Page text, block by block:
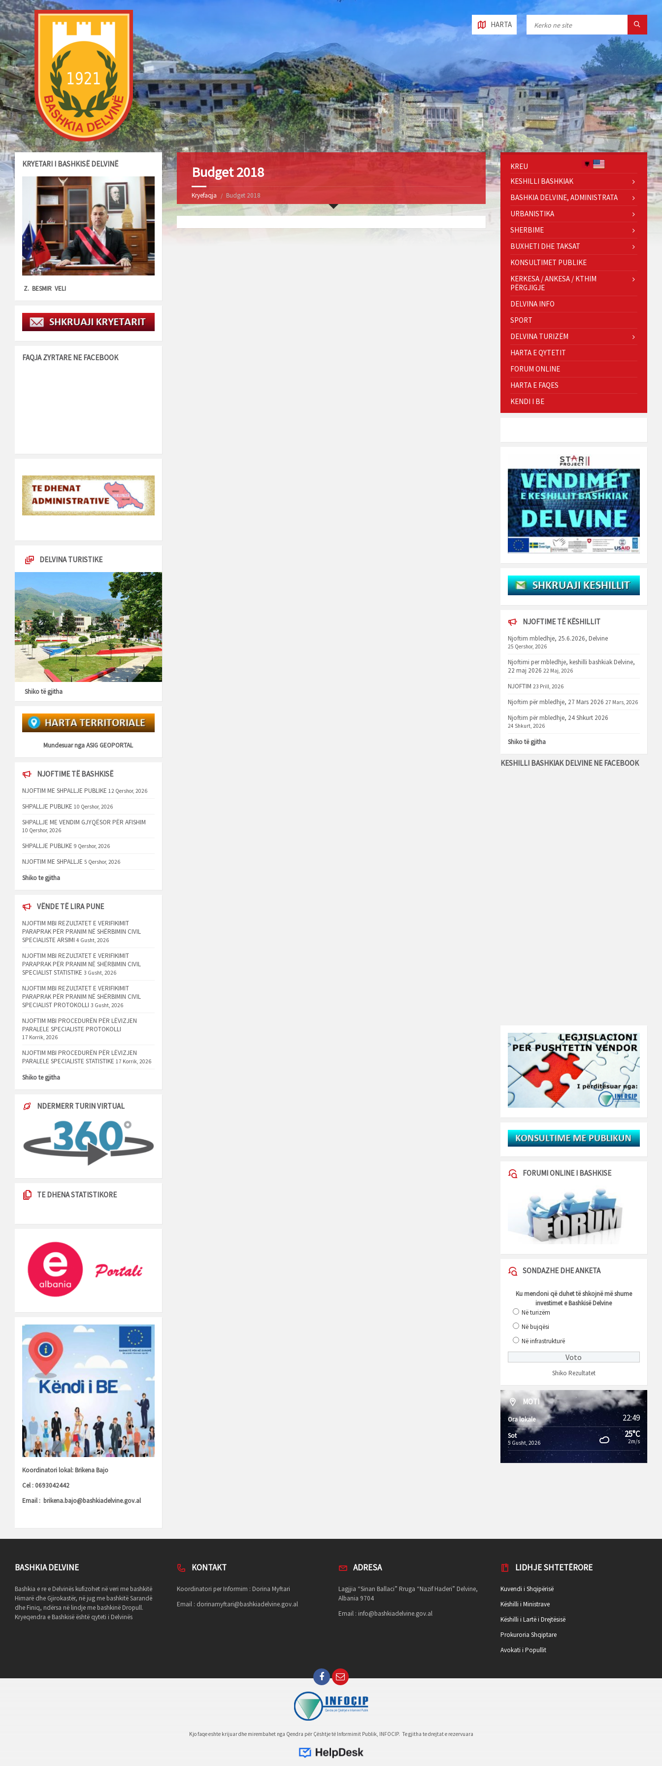
HARTA
Budget 2018
Kryefaqja Budget 2018
KRYETARI I BASHKISË DELVINË
Z. BESMIR VELI
FAQJA ZYRTARE NE FACEBOOK
DELVINA TURISTIKE
Shiko të gjitha
Mundesuar ngaASIG GEOPORTAL
NJOFTIME TË BASHKISË
NJOFTIM ME SHPALLJE PUBLIKE 12 Qershor, 2026
SHPALLJE PUBLIKE 10 Qershor, 2026
SHPALLJE ME VENDIM GJYQËSOR PËR AFISHIM
10 Qershor, 2026
SHPALLJE PUBLIKE 9 Qershor, 2026
NJOFTIM ME SHPALLJE 5 Qershor, 2026
Shiko te gjitha
VËNDE TË LIRA PUNE
NJOFTIM MBI REZULTATET E VERIFIKIMIT
PARAPRAK PËR PRANIM NË SHËRBIMIN CIVIL
SPECIALISTE ARSIMI 4 Gusht, 2026
NJOFTIM MBI REZULTATET E VERIFIKIMIT
PARAPRAK PËR PRANIM NË SHËRBIMIN CIVIL
SPECIALIST STATISTIKE 3 Gusht, 2026
NJOFTIM MBI REZULTATET E VERIFIKIMIT
PARAPRAK PËR PRANIM NË SHËRBIMIN CIVIL
SPECIALIST PROTOKOLLI 3 Gusht, 2026
NJOFTIM MBI PROCEDURËN PËR LËVIZJEN
PARALELE SPECIALISTE PROTOKOLLI
17 Korrik, 2026
NJOFTIM MBI PROCEDURËN PËR LËVIZJEN
PARALELE SPECIALISTE STATISTIKE 17 Korrik, 2026
Shiko te gjitha
NDERMERR TURIN VIRTUAL
TE DHENA STATISTIKORE
Koordinatori lokal: Brikena Bajo
Cel : 0693042442
Email : brikena.bajo@bashkiadelvine.gov.al
KREU
KESHILLI BASHKIAK
BASHKIA DELVINE, ADMINISTRATA
URBANISTIKA
SHERBIME
BUXHETI DHE TAKSAT
KONSULTIMET PUBLIKE
KERKESA / ANKESA / KTHIM
PËRGJIGJE
DELVINA INFO
SPORT
DELVINA TURIZËM
HARTA E QYTETIT
FORUM ONLINE
HARTA E FAQES
KENDI I BE
NJOFTIME TË KËSHILLIT
Njoftim mbledhje, 25.6.2026, Delvine
25 Qershor, 2026
Njoftimi per mbledhje, keshilli bashkiak Delvine,
22 maj 2026 22 Maj, 2026
NJOFTIM 23 Prill, 2026
Njoftim për mbledhje, 27 Mars 2026 27 Mars, 2026
Njoftim për mbledhje, 24 Shkurt 2026
24 Shkurt, 2026
Shiko të gjitha
KESHILLI BASHKIAK DELVINE NE FACEBOOK
FORUMI ONLINE I BASHKISE
SONDAZHE DHE ANKETA
Ku mendoni që duhet të shkojnë më shume
investimet e Bashkisë Delvine
Në turizëm
Në bujqësi
Në infrastrukturë
Shiko Rezultatet
MOTI
Ora lokale 22:49
Sot
5 Gusht, 2026
25°C
2m/s
BASHKIA DELVINE
Bashkia e re e Delvinës kufizohet në veri me bashkitë
Himarë dhe Gjirokastër, në jug me bashkitë Sarandë
dhe Finiq, ndërsa në lindje me bashkinë Dropull.
Kryeqendra e Bashkisë është qyteti i Delvinës
KONTAKT
Koordinatori per Informim : Dorina Myftari
Email : dorinamyftari@bashkiadelvine.gov.al
ADRESA
Lagjjia “Sinan Ballaci” Rruga “Nazif Haderi” Delvine,
Albania 9704
Email : info@bashkiadelvine.gov.al
LIDHJE SHTETËRORE
Kuvendi i Shqipërisë
Këshilli i Ministrave
Këshilli i Lartë i Drejtësisë
Prokuroria Shqiptare
Avokati i Popullit
Kjo faqe eshte krijuar dhe mirembahet nga Qendra për Çështje të Informimit Publik, INFOCIP. Te gjitha te drejtat e rezervuara